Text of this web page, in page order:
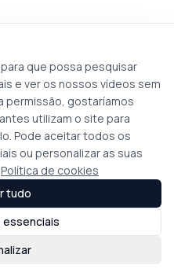
que possa pesquisar
e ver os nossos vídeos sem
permissão, gostaríamos
utilizam o site para
Pode aceitar todos os
ou personalizar as suas
Política de cookies
essenciais
tudo